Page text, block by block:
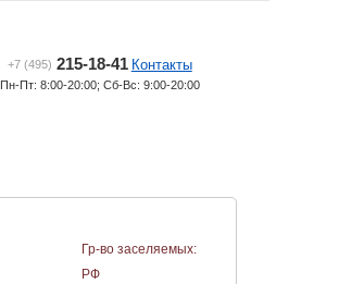
+7 (495) 215-18-41 Контакты
Пн-Пт: 8:00-20:00; Сб-Вс: 9:00-20:00
Гр-во заселяемых:
РФ